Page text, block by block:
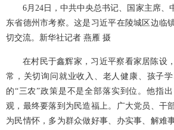
6月24日，中共中央总书记、国家主席、
东省德州市考察。这是习近平在陵城区边临
切交流。新华社记者 燕雁 摄
在村民于鑫辉家，习近平察看家居陈设
常，关切询问就业收入、老人健康、孩子
的“三农”政策是不是全部落实到位。他指
观，最终要落到为民造福上。广大党员、干
为民情怀，多为群众做好事、办实事、解难